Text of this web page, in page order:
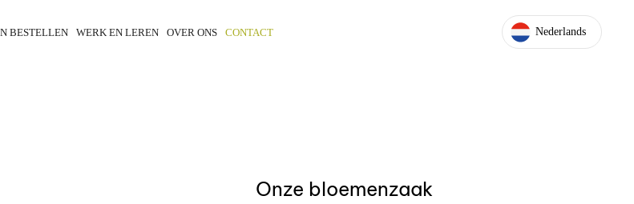
BESTELLEN WERK EN LEREN OVER ONS CONTACT Nederlands
Onze bloemenzaak